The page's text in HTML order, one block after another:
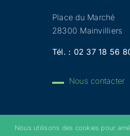
Place du Marché
28300 Mainvilliers
Tél. : 02 37 18 56
Nous contacter
Nous utilisons des cookies pour